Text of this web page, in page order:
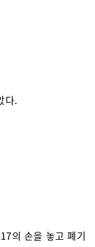
다.
의 손을 놓고 폐기